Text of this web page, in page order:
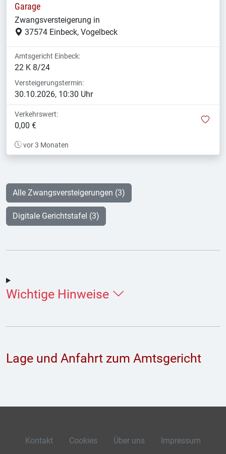
Garage
Zwangsversteigerung in
37574 Einbeck, Vogelbeck
Amtsgericht Einbeck:
22 K 8/24
Versteigerungstermin:
30.10.2026, 10:30 Uhr
Verkehrswert:
0,00 €
vor 3 Monaten
Alle Zwangsversteigerungen (3)
Digitale Gerichtstafel (3)
Wichtige Hinweise
Lage und Anfahrt zum Amtsgericht
Kontakt Cookies Über uns Impressum